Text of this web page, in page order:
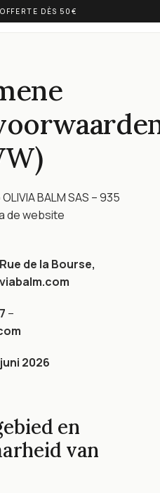
DÈS 50€
BALM
BALM SAS – 935
de website
Rue de la Bourse,
2026
en
van